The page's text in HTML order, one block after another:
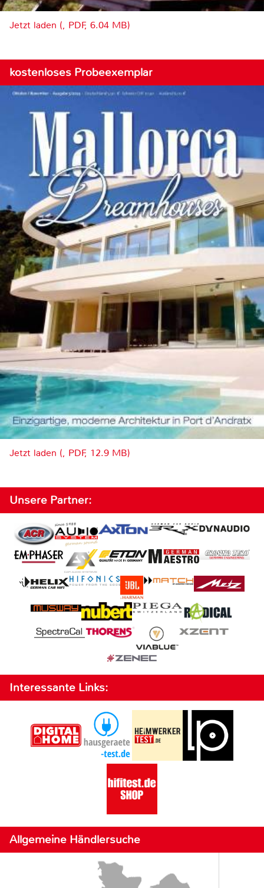
Jetzt laden (, PDF, 6.04 MB)
kostenloses Probeexemplar
Jetzt laden (, PDF, 12.9 MB)
Unsere Partner:
Interessante Links:
Allgemeine Händlersuche